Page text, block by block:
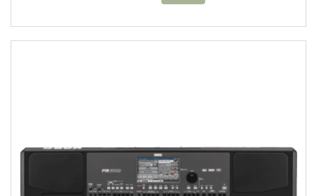
400,00 €.
900,00 €.